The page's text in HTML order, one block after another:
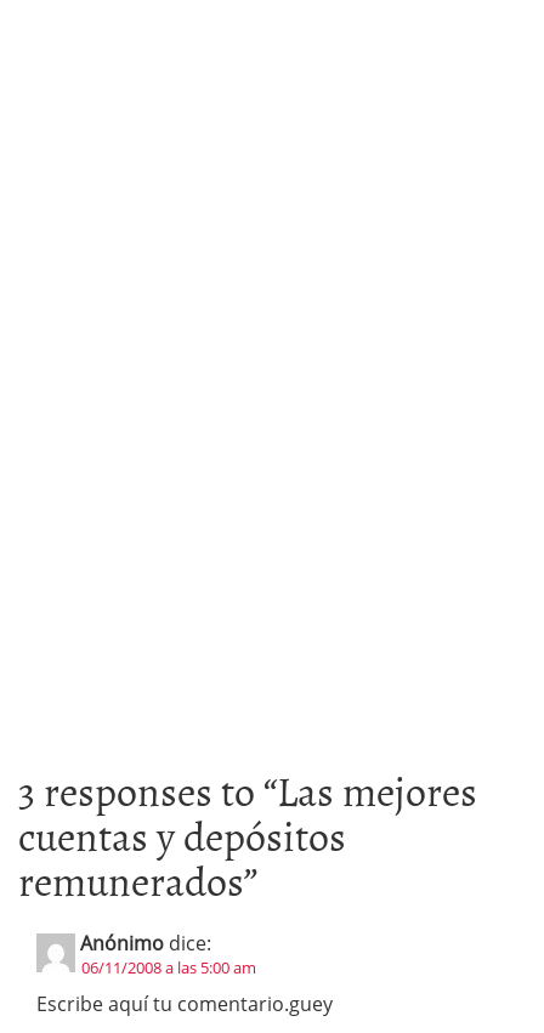
3 responses to “Las mejores
cuentas y depósitos
remunerados”
Anónimo dice:
06/11/2008 a las 5:00 am
Escribe aquí tu comentario.guey